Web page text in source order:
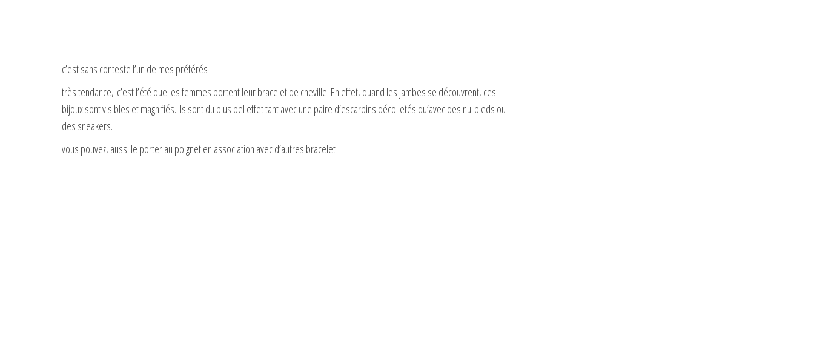
c’est sans conteste l’un de mes préférés
très tendance, c’est l’été que les femmes portent leur bracelet de cheville. En effet, quand les jambes se découvrent, ces
bijoux sont visibles et magnifiés. Ils sont du plus bel effet tant avec une paire d’escarpins décolletés qu’avec des nu-pieds ou
des sneakers.
vous pouvez, aussi le porter au poignet en association avec d’autres bracelet